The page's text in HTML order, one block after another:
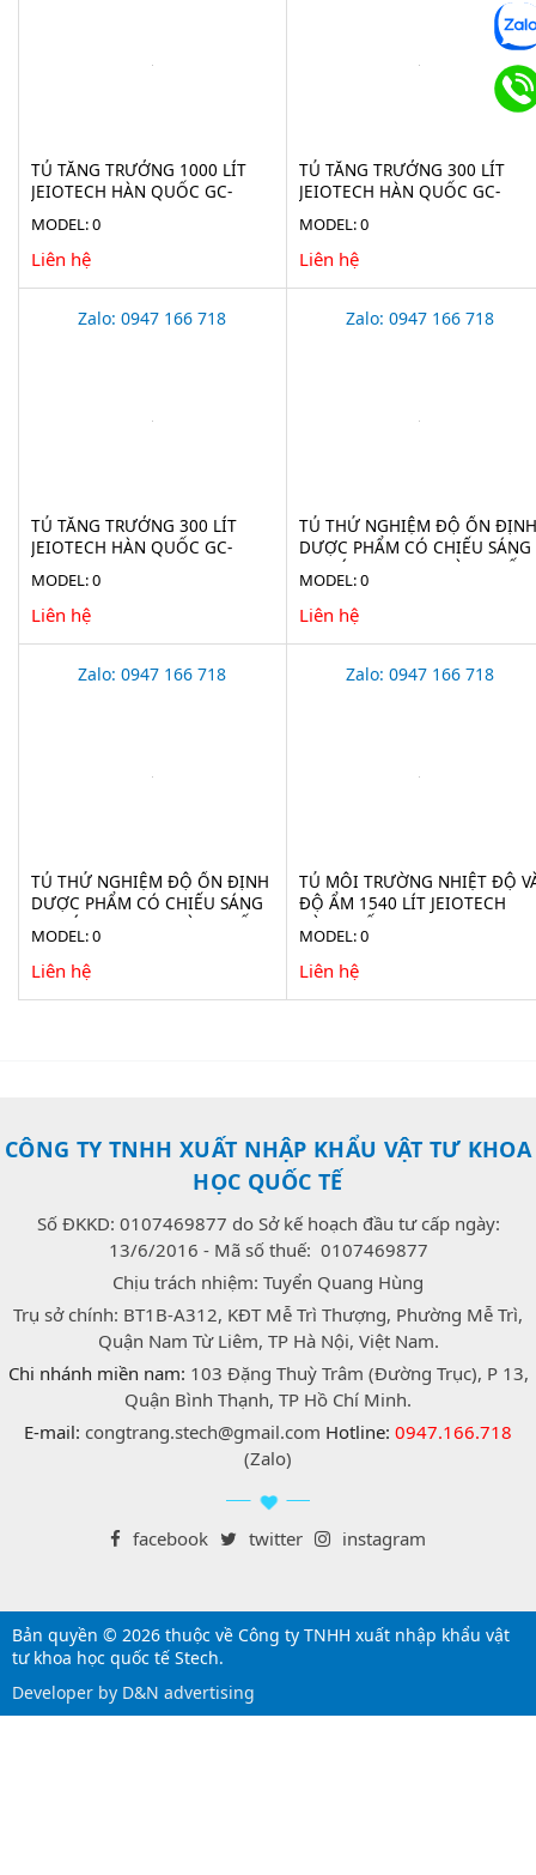
TỦ TĂNG TRƯỞNG 1000 LÍT
JEIOTECH HÀN QUỐC GC-
MODEL: 0
Liên hệ
TỦ TĂNG TRƯỞNG 300 LÍT
JEIOTECH HÀN QUỐC GC-
MODEL: 0
Liên hệ
Zalo: 0947 166 718
TỦ TĂNG TRƯỞNG 300 LÍT
JEIOTECH HÀN QUỐC GC-
MODEL: 0
Liên hệ
Zalo: 0947 166 718
TỦ THỬ NGHIỆM ĐỘ ỔN ĐỊNH
DƯỢC PHẨM CÓ CHIẾU SÁNG
760 LÍT JEIOTECH HÀN QUỐC
TH-ICH-800
MODEL: 0
Liên hệ
Zalo: 0947 166 718
TỦ THỬ NGHIỆM ĐỘ ỔN ĐỊNH
DƯỢC PHẨM CÓ CHIẾU SÁNG
300 LÍT JEIOTECH HÀN QUỐC
TH-ICH-300
MODEL: 0
Liên hệ
Zalo: 0947 166 718
TỦ MÔI TRƯỜNG NHIỆT ĐỘ
ĐỘ ẨM 1540 LÍT JEIOTECH
HÀN QUỐC TH-TG-1500
MODEL: 0
Liên hệ
CÔNG TY TNHH XUẤT NHẬP KHẨU VẬT TƯ KHOA
HỌC QUỐC TẾ
Số ĐKKD: 0107469877 do Sở kế hoạch đầu tư cấp ngày:
13/6/2016 - Mã số thuế: 0107469877
Chịu trách nhiệm: Tuyển Quang Hùng
Trụ sở chính: BT1B-A312, KĐT Mễ Trì Thượng, Phường Mễ Trì,
Quận Nam Từ Liêm, TP Hà Nội, Việt Nam.
Chi nhánh miền nam: 103 Đặng Thuỳ Trâm (Đường Trục), P 13,
Quận Bình Thạnh, TP Hồ Chí Minh.
E-mail: congtrang.stech@gmail.com Hotline: 0947.166.718
(Zalo)
facebook twitter instagram
Bản quyền © 2026 thuộc về Công ty TNHH xuất nhập khẩu vật
tư khoa học quốc tế Stech.
Developer by D&N advertising